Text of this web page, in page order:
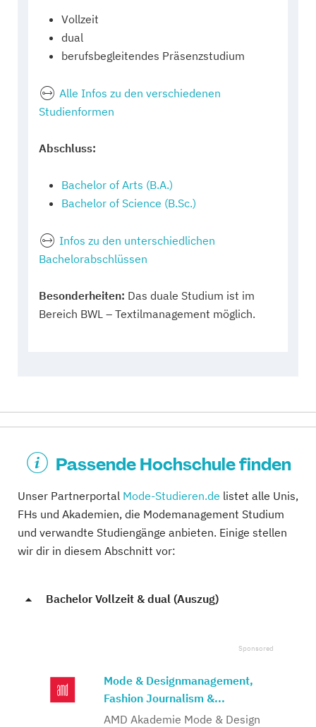
Vollzeit
dual
berufsbegleitendes Präsenzstudium
Alle Infos zu den verschiedenen
Studienformen
Abschluss:
Bachelor of Arts (B.A.)
Bachelor of Science (B.Sc.)
Infos zu den unterschiedlichen
Bachelorabschlüssen
Besonderheiten: Das duale Studium ist im
Bereich BWL – Textilmanagement möglich.
Passende Hochschule finden
Unser Partnerportal Mode-Studieren.de listet alle Unis,
FHs und Akademien, die Modemanagement Studium
und verwandte Studiengänge anbieten. Einige stellen
wir dir in diesem Abschnitt vor:
Bachelor Vollzeit & dual (Auszug)
Mode & Designmanagement,
Fashion Journalism &...
AMD Akademie Mode & Design